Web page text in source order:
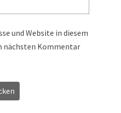
und Website in diesem
nächsten Kommentar